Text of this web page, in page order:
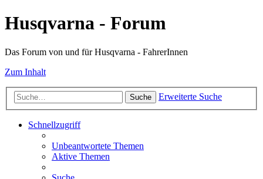
Husqvarna - Forum
Das Forum von und für Husqvarna - FahrerInnen
Zum Inhalt
Suche Erweiterte Suche
Schnellzugriff
Unbeantwortete Themen
Aktive Themen